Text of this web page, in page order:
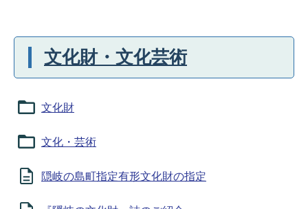
文化財・文化芸術
文化財
文化・芸術
隠岐の島町指定有形文化財の指定